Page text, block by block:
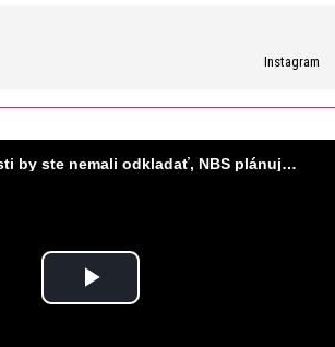
Instagram
Play
Kúpu nehnuteľnosti by ste nemali odkladať, NBS plánuje sprísniť pravidlá pri hypotékach